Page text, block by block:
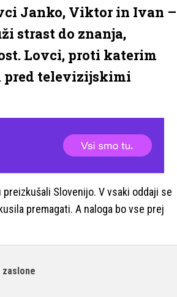
Janko, Viktor in Ivan –
strast do znanja,
Lovci, proti katerim
pred televizijskimi
Slovenijo. V vsaki oddaji se
premagati. A naloga bo vse prej